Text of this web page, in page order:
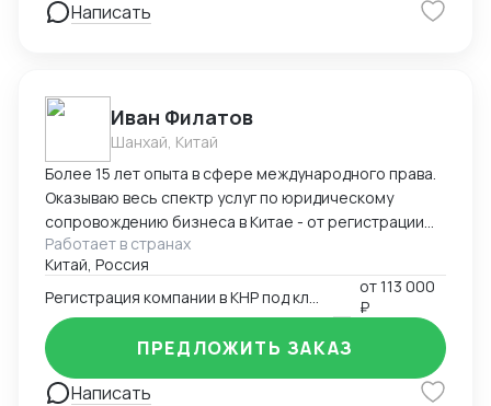
Написать
Иван Филатов
Шанхай, Китай
Более 15 лет опыта в сфере международного права.
Оказываю весь спектр услуг по юридическому
сопровождению бизнеса в Китае - от регистрации
компании с участием граждан России и получения
разрешения на работу, миграции бизнеса, открытия
счетов в местном банке, оформления приглашений
на въезд до взаимодействия с госорганами и
службами в Китае, проверки контрагентов до
подготовки и совершения сделок и абонентского
обслуживания бизнеса.
Работает в странах
Китай, Россия
от113 000
₽
Написать
ПРЕДЛОЖИТЬ ЗАКАЗ